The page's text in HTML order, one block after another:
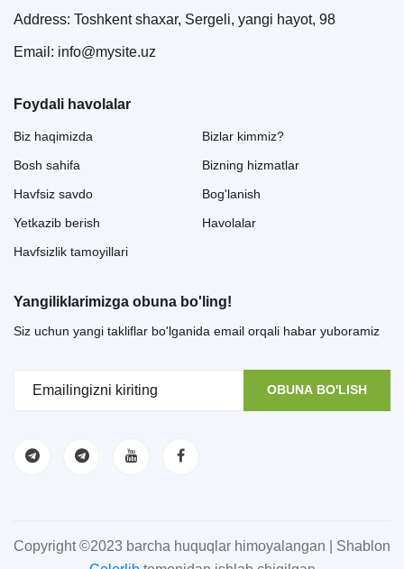
Address: Toshkent shaxar, Sergeli, yangi hayot, 98
Email: info@mysite.uz
Foydali havolalar
Biz haqimizda
Bosh sahifa
Havfsiz savdo
Yetkazib berish
Havfsizlik tamoyillari
Bizlar kimmiz?
Bizning hizmatlar
Bog'lanish
Havolalar
Yangiliklarimizga obuna bo'ling!
Siz uchun yangi takliflar bo'lganida email orqali habar yuboramiz
OBUNA BO'LISH
Copyright ©2023 barcha huquqlar himoyalangan | Shablon